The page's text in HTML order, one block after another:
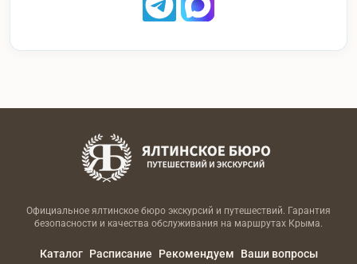
Официальное ялтинское бюро экскурсий и путешествий. Гарантия
безопасности и качества обслуживания на маршрутах Крыма.
Каталог Расписание Рекомендуем Ваши вопросы